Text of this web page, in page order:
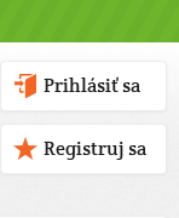
Prihlásiť sa
Registruj sa